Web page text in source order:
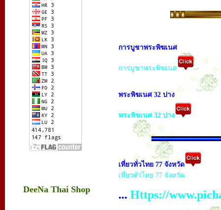
DeeNa Thai Shop
การบูชาพระพิฆเนศ
การบูชาพระพิฆเนศ
พระพิฆเนศ 32 ปาง
พระพิฆเนศ 32 ปาง
เที่ยวทั่วไทย 77 จังหวัด
เที่ยวทั่วไทย 77 จังหวัด
... Https://